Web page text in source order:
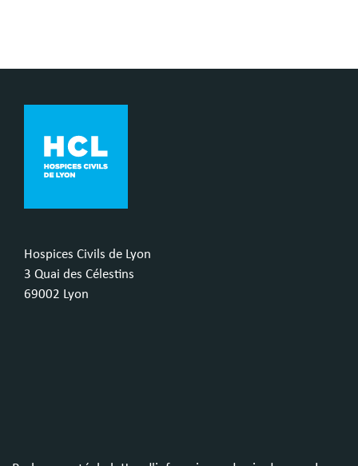
Hospices Civils de Lyon
3 Quai des Célestins
69002 Lyon